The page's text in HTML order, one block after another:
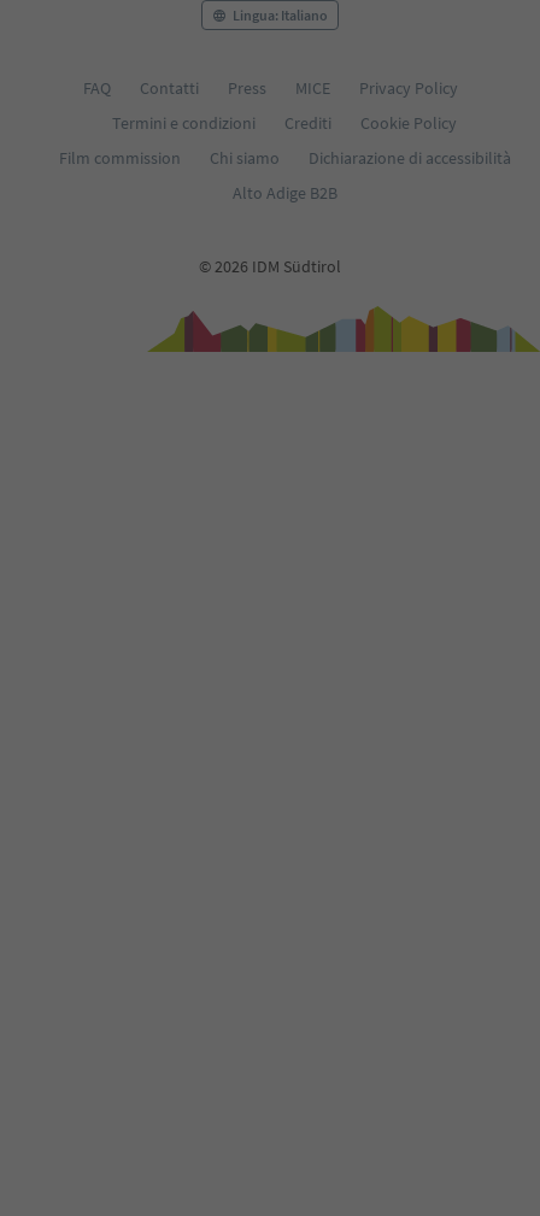
Lingua: Italiano
FAQ Contatti Press MICE
Privacy Policy
Termini e condizioni
Crediti
Cookie Policy
Film commission
Chi siamo
Dichiarazione di accessibilità
Alto Adige B2B
© 2026 IDM Südtirol